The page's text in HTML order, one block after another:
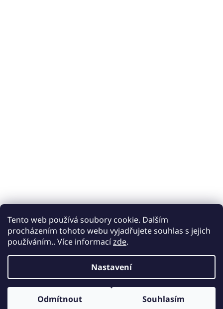
Tento web používá soubory cookie. Dalším
procházením tohoto webu vyjadřujete souhlas s jejich
používáním.. Více informacízde.
Nastavení
Odmítnout Souhlasím